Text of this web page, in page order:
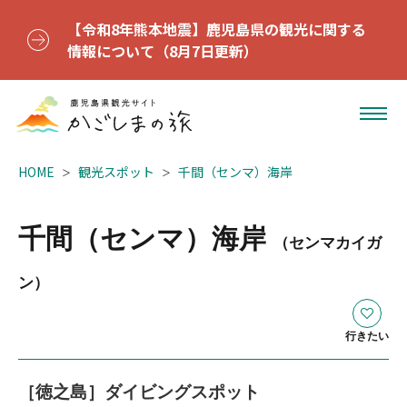
【令和8年熊本地震】鹿児島県の観光に関する
情報について（8月7日更新）
HOME 観光スポット 千間（センマ）海岸
千間（センマ）海岸 （センマカイガ
ン）
行きたい
［徳之島］ダイビングスポット